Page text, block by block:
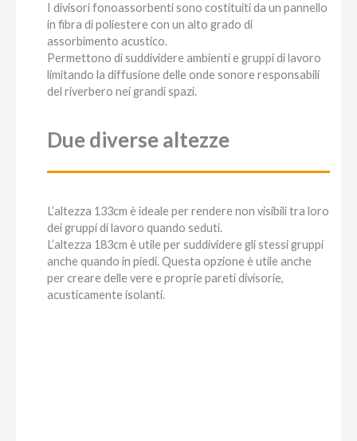
I divisori fonoassorbenti sono costituiti da un pannello
in fibra di poliestere con un alto grado di
assorbimento acustico.
Permettono di suddividere ambienti e gruppi di lavoro
limitando la diffusione delle onde sonore responsabili
del riverbero nei grandi spazi.
Due diverse altezze
L’altezza 133cm è ideale per rendere non visibili tra loro
dei gruppi di lavoro quando seduti.
L’altezza 183cm è utile per suddividere gli stessi gruppi
anche quando in piedi. Questa opzione è utile anche
per creare delle vere e proprie pareti divisorie,
acusticamente isolanti.